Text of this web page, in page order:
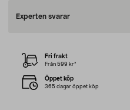
Experten svarar
Fri frakt
Från 599 kr*
Öppet köp
365 dagar öppet köp